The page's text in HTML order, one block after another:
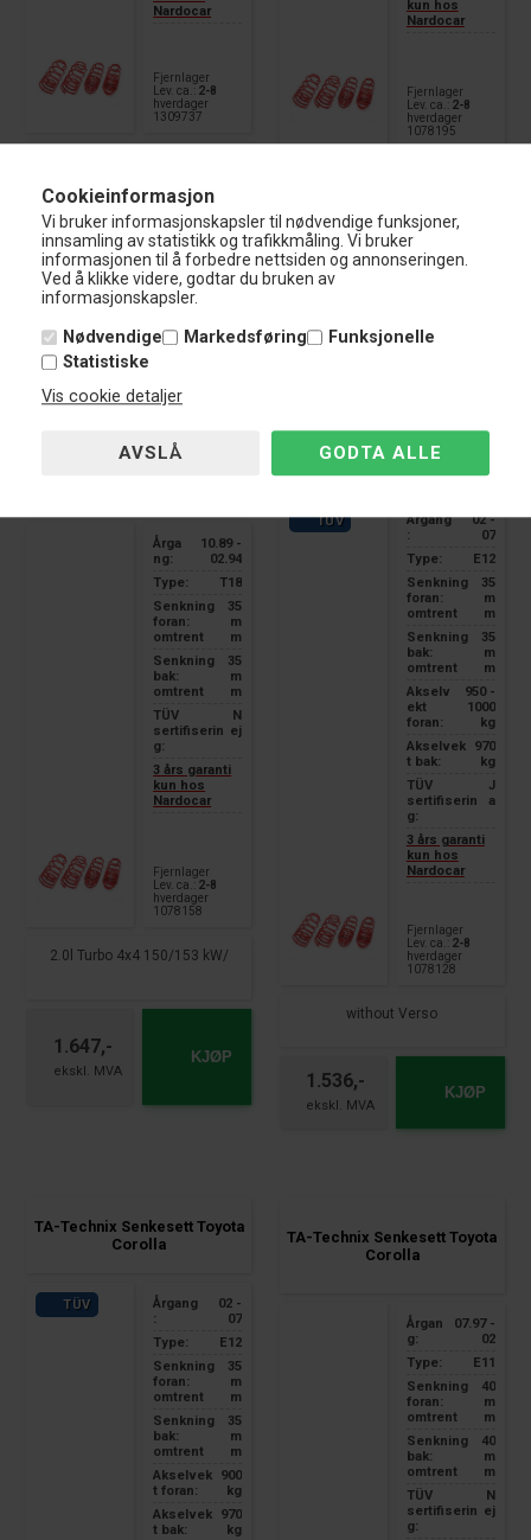
Cookieinformasjon
Vi bruker informasjonskapsler til nødvendige funksjoner,
innsamling av statistikk og trafikkmåling. Vi bruker
informasjonen til å forbedre nettsiden og annonseringen.
Ved å klikke videre, godtar du bruken av
informasjonskapsler.
Nødvendige Markedsføring
Funksjonelle
Statistiske
Vis cookie detaljer
Nardocar
Fjernlager
Lev. ca.: 2-8
hverdager
1309737
suitable for:
Saab 9-5 Type YS3E
year of construction 99 - 10
only station wagon
2.413,- KJØP
kun hos
Nardocar
Fjernlager
Lev. ca.:
2-8
hverdager
1078195
1.637,-
TA-Technix Senkesett Toyota
Årga
ng:
10.89 -
02.94
Type:
T18
Senkning
foran:
omtrent
35
m
m
Senkning
bak:
omtrent
35
m
m
TÜV
sertifiserin
g:
N
ej
3 års garanti
kun hos
Nardocar
Fjernlager
Lev. ca.: 2-8
hverdager
1078158
2.0l Turbo 4x4 150/153 kW/
1.647,- KJØP
TA-Technix Senkesett Toyota
Corolla
TÜV
Årgang
:
02 -
07
Type:
E12
Senkning
foran:
omtrent
35
m
m
Senkning
bak:
omtrent
35
m
m
Akselv
ekt
foran:
950 -
1000
kg
Akselvek
t bak:
970
kg
TÜV
sertifiserin
g:
J
a
3 års garanti
kun hos
Nardocar
Fjernlager
Lev. ca.: 2-8
hverdager
1078128
without Verso
1.536,- KJØP
TA-Technix Senkesett Toyota
Corolla
TÜV
Årgang
:
02 -
07
Type:
E12
Senkning
foran:
omtrent
35
m
m
Senkning
bak:
omtrent
35
m
m
Akselvek
t foran:
900
kg
Akselvek
t bak:
970
kg
TA-Technix Senkesett Toyota
Corolla
Årgan
g:
07.97 -
02
Type:
E11
Senkning
foran:
omtrent
40
m
m
Senkning
bak:
omtrent
40
m
m
TÜV
sertifiserin
g:
N
ej